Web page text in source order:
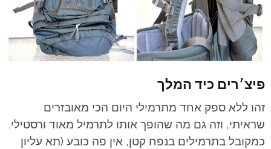
פיצ׳רים כיד המלך
זהו ללא ספק אחד מתרמילי היום הכי מאובזרים
שראיתי, וזה גם מה שהופך אותו לתרמיל מאוד ורסטילי.
כמקובל בתרמילים בנפח קטן, אין פה כובע (תא עליון